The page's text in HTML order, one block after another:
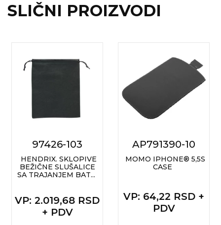
RADNA OPREMA
SLIČNI PROIZVODI
97426-103
HENDRIX. SKLOPIVE
BEŽIČNE SLUŠALICE
SA TRAJANJEM BAT...
VP: 2.019,68 RSD
+ PDV
AP791390-10
MOMO IPHONE® 5,5S
CASE
VP: 64,22 RSD +
PDV